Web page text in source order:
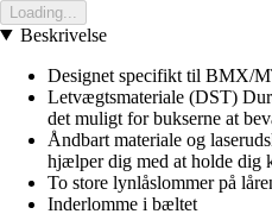
Loading...
Beskrivelse
Designet specifikt til BMX/
Letvægtsmateriale (DST)
det muligt for bukserne at
Åndbart materiale og
hjælper dig med at holde dig
To store lynlåslommer på
Inderlomme i bæltet